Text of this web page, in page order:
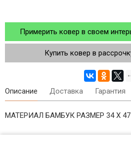
Примерить ковер в своем
Купить ковер в
Описание Доставка Гарантия
МАТЕРИАЛ БАМБУК РАЗМЕР 34 X